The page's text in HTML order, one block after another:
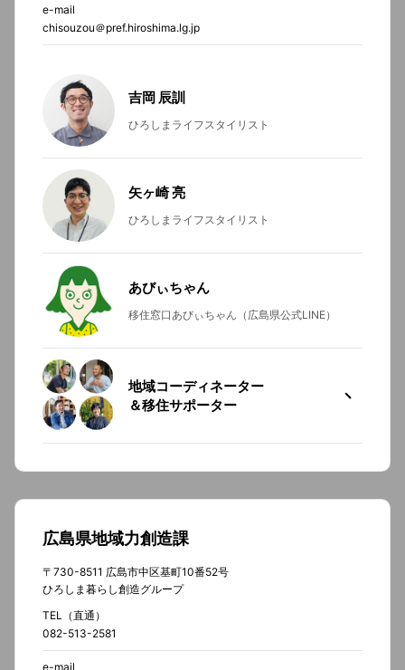
e-mail
chisouzou＠pref.hiroshima.lg.jp
吉岡 辰訓
ひろしまライフスタイリスト
矢ヶ崎 亮
ひろしまライフスタイリスト
あびぃちゃん
移住窓口あびぃちゃん（広島県公式LINE）
地域コーディネーター
＆移住サポーター
広島県地域力創造課
〒730-8511 広島市中区基町10番52号
ひろしま暮らし創造グループ
TEL（直通）
082-513-2581
e-mail